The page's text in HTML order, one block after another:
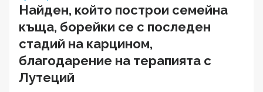
Найден, който построи семейна
къща, борейки се с последен
стадий на карцином,
благодарение на терапията с
Лутеций